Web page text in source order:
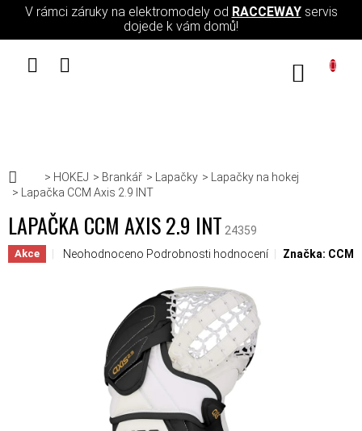
Přejít na obsah
V rámci záruky na elektromodely od RACCEWAYservis
dojede k vám domů!
Domů
HOKEJ Brankář Lapačky
Lapačky na hokej
Lapačka CCM Axis 2.9 INT
LAPAČKA CCM AXIS 2.9 INT 24359
Akce Průměrné hodnocení produktu je 0,0 z 5 hvězdiček.
Neohodnoceno Podrobnosti hodnocení Značka: CCM